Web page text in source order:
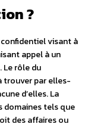
?
visant à
appel à un
Le rôle du
trouver par elles-
d’elles. La
domaines tels que
des affaires ou